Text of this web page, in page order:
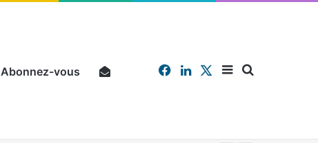
Abonnez-vous Sidebar
X
Linkedin
Facebook